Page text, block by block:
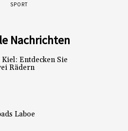
SPORT
Nachrichten
Entdecken Sie
Rädern
Laboe